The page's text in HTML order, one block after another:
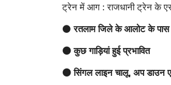
ट्रेन में आग : राजधानी ट्रेन के
⚫रतलाम जिले के आलोट के पास
⚫ कुछ गाड़ियां हुई प्रभावित
⚫ सिंगल लाइन चालू, अप डाउन